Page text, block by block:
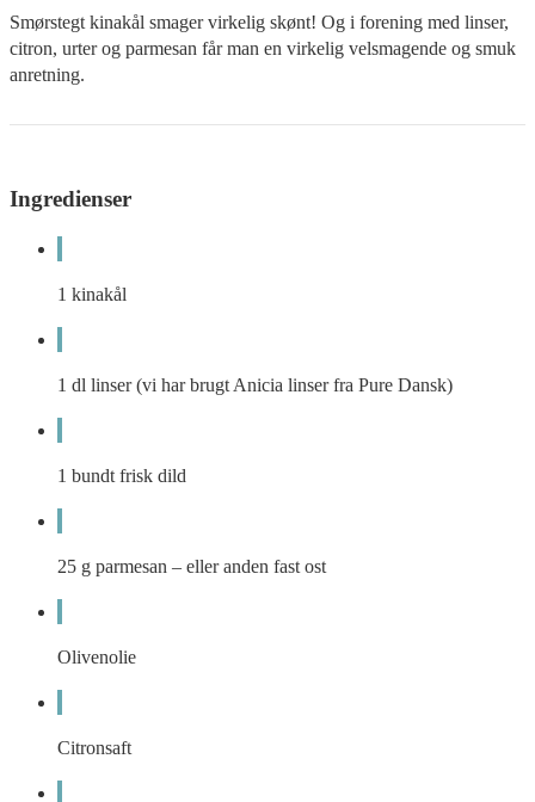
Smørstegt kinakål smager virkelig skønt! Og i forening med linser,
citron, urter og parmesan får man en virkelig velsmagende og smuk
anretning.
Ingredienser
1 kinakål
1 dl linser (vi har brugt Anicia linser fra Pure Dansk)
1 bundt frisk dild
25 g parmesan – eller anden fast ost
Olivenolie
Citronsaft